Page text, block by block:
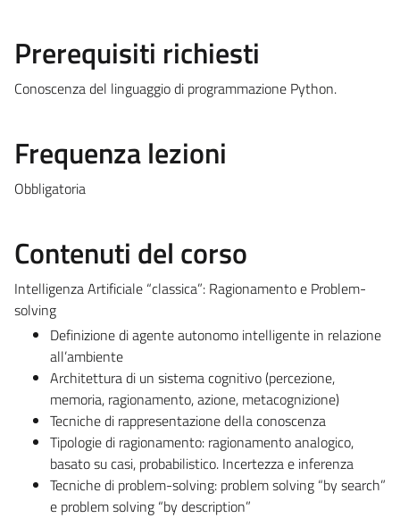
Prerequisiti richiesti
Conoscenza del linguaggio di programmazione Python.
Frequenza lezioni
Obbligatoria
Contenuti del corso
Intelligenza Artificiale “classica”: Ragionamento e Problem-
solving
Definizione di agente autonomo intelligente in relazione
all’ambiente
Architettura di un sistema cognitivo (percezione,
memoria, ragionamento, azione, metacognizione)
Tecniche di rappresentazione della conoscenza
Tipologie di ragionamento: ragionamento analogico,
basato su casi, probabilistico. Incertezza e inferenza
Tecniche di problem-solving: problem solving “by search”
e problem solving “by description”